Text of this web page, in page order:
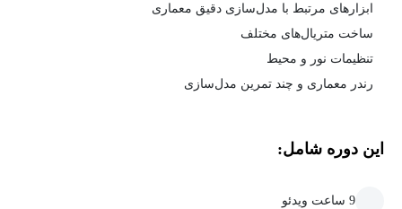
ابزارهای مرتبط با مدل‌سازی دقیق معماری
ساخت متریال‌های مختلف
تنظیمات نور و محیط
رندر معماری و چند تمرین مدل‌سازی
این دوره شامل:
9 ساعت ویدئو